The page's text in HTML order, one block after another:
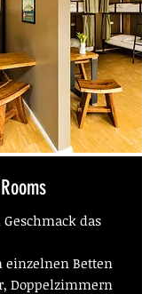
das
einzelnen Betten
Doppelzimmern